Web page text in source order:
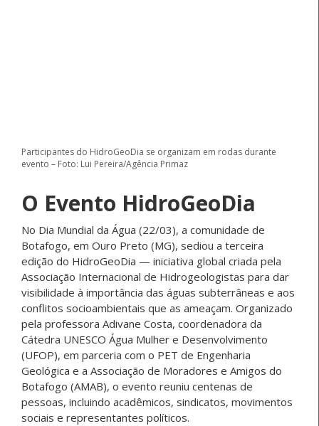
Participantes do HidroGeoDia se organizam em rodas durante
evento – Foto: Lui Pereira/Agência Primaz
O Evento HidroGeoDia
No Dia Mundial da Água (22/03), a comunidade de
Botafogo, em Ouro Preto (MG), sediou a terceira
edição do HidroGeoDia — iniciativa global criada pela
Associação Internacional de Hidrogeologistas para dar
visibilidade à importância das águas subterrâneas e aos
conflitos socioambientais que as ameaçam. Organizado
pela professora Adivane Costa, coordenadora da
Cátedra UNESCO Água Mulher e Desenvolvimento
(UFOP), em parceria com o PET de Engenharia
Geológica e a Associação de Moradores e Amigos do
Botafogo (AMAB), o evento reuniu centenas de
pessoas, incluindo acadêmicos, sindicatos, movimentos
sociais e representantes políticos.